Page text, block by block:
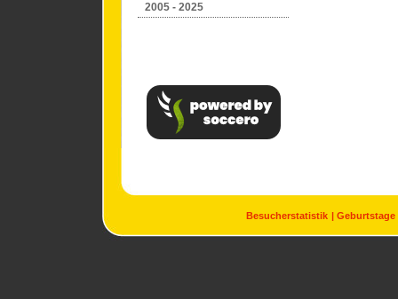
2005 - 2025
Besucherstatistik Geburtstage